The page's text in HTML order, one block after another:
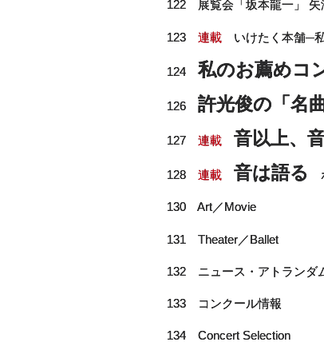
122 展覧会「坂本龍一」 矢
123 連載 いけたく本舗─
124私のお薦めコ
126 許光俊の「名
127 連載 音以上、
128 連載 音は語る
130 Art／Movie
131 Theater／Ballet
132 ニュース・アトランダ
133 コンクール情報
134 Concert Selection